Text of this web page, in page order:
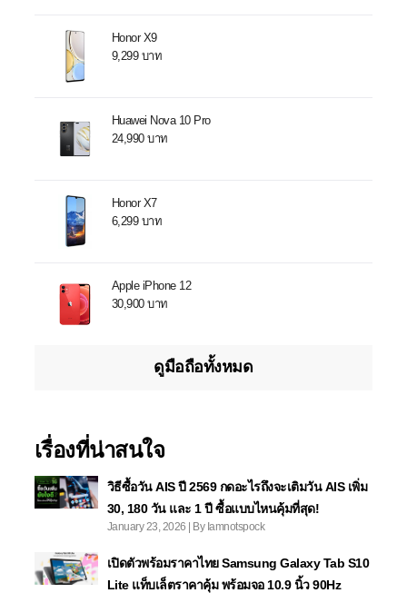
Honor X9
9,299 บาท
Huawei Nova 10 Pro
24,990 บาท
Honor X7
6,299 บาท
Apple iPhone 12
30,900 บาท
ดูมือถือทั้งหมด
เรื่องที่น่าสนใจ
วิธีซื้อวัน AIS ปี 2569 กดอะไรถึงจะเติมวัน AIS เพิ่ม
30, 180 วัน และ 1 ปี ซื้อแบบไหนคุ้มที่สุด!
January 23, 2026 | By Iamnotspock
เปิดตัวพร้อมราคาไทย Samsung Galaxy Tab S10
Lite แท็บเล็ตราคาคุ้ม พร้อมจอ 10.9 นิ้ว 90Hz